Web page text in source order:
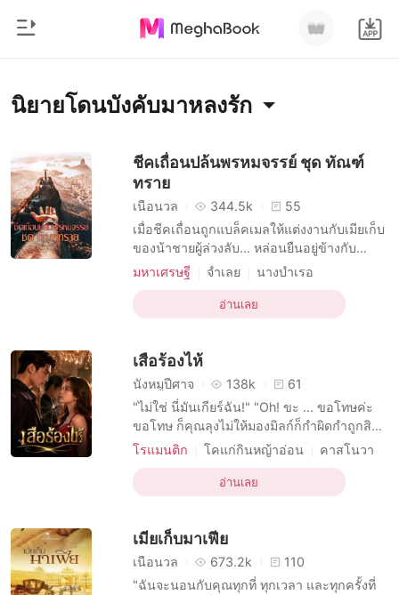
ประวัติการอ่าน
ออกจากระบบ
ดาวน์โหลดแอป
หน้าแรก
สมัยใหม่
ประวัติศาสตร์
โรแมนติก
รายการ
เรื่องสั้นคัดสรร
นิยายโดนบังคับมาหลงรัก
ชีคเถื่อนปล้นพรหมจรรย์ ชุด ทัณฑ์
ทราย
เนื้อนวล 344.5k
55
เมื่อชีคเถื่อนถูกแบล็คเมลให้แต่งงานกับเมียเก็บ
ของน้าชายผู้ล่วงลับ... หล่อนยืนอยู่ข้างกับ
หน้าต่าง แสงแดดยามสายส่องกระทบเข้ามา
สัดส่วนสมบูรณ์แบบได้ชัดเจนเต็มสองตา เลือด
หนุ่มในกายเดือดพล่าน ความต้องการทางเพศ
ต้องการหล่อน... ต้องกา
มหาเศรษฐี จำเลย
นางบำเรอ
บทบาทที่เป็นชายหล่อ
บทบาทที่มีเสน่ห์ ชาย
ตะวันออก
เมียเก็บ
อ่านเลย
เสือร้องไห้
นังหมูปีศาจ 138k
61
"ไม่ใช่ นี่มันเกียร์ฉัน!" "Oh! ขะ ... ขอโทษค่ะ
ขอโทษ ก็คุณลุงไม่ให้มองมิลก์ก็กำผิดกำถูกสิคะ
แล้วข้ามมาทำไมตอนรถไม่นิ่งละคะ" "ใครมัน
ลก์เหรอคะ ที่คิดทำมิดีมิร้ายกับคุณลุงน่ะ ไม่ใช่
ใช่คุณลุงเหรอคะ มาสอนมิลก์ขับรถแท้ๆ ตรง
โรแมนติก โคแก่กินหญ้าอ่อน
คาสโนวา
บทบาทที่เฉยเมย หญิง
บทบาทที่มีเสน่ห์ ชาย
R-18
โรแมนติก
โดนบังคับมาหลงรัก
อ่านเลย
เมียเก็บมาเฟีย
เนื้อนวล 673.2k
110
"ฉันจะนอนกับคุณทุกที่ ทุกเวลา และทุกครั้งที่